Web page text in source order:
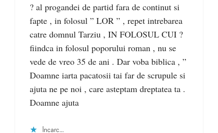
? al progandei de partid fara de continut si
fapte , in folosul ” LOR ” , repet intrebarea
catre domnul Tarziu , IN FOLOSUL CUI ?
fiindca in folosul poporului roman , nu se
vede de vreo 35 de ani . Dar voba biblica , ”
Doamne iarta pacatosii tai far de scrupule si
ajuta ne pe noi , care asteptam dreptatea ta .
Doamne ajuta
Încarc...